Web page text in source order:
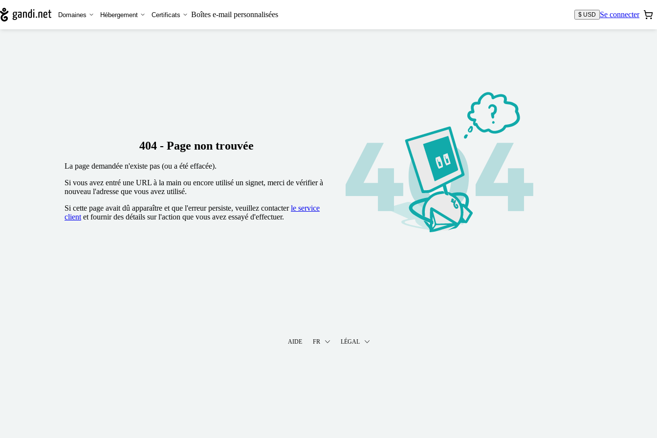
Domaines Hébergement Certificats Boîtes e-mail personnalisées $ USD Se connecter
404 - Page non trouvée
La page demandée n'existe pas (ou a été effacée).
Si vous avez entré une URL à la main ou encore utilisé un signet, merci de vérifier à
nouveau l'adresse que vous avez utilisé.
Si cette page avait dû apparaître et que l'erreur persiste, veuillez contacterle service
clientet fournir des détails sur l'action que vous avez essayé d'effectuer.
AIDE FR LÉGAL